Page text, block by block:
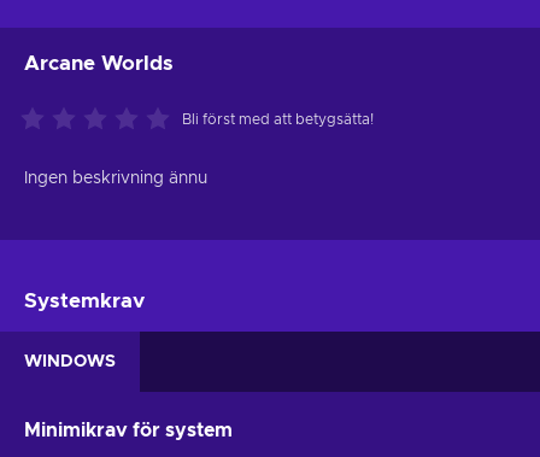
Arcane Worlds
Bli först med att betygsätta!
Ingen beskrivning ännu
Systemkrav
WINDOWS
Minimikrav för system